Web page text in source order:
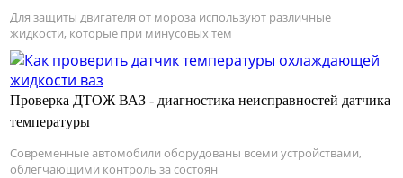
Для защиты двигателя от мороза используют различные
жидкости, которые при минусовых тем
Проверка ДТОЖ ВАЗ - диагностика неисправностей датчика
температуры
Современные автомобили оборудованы всеми устройствами,
облегчающими контроль за состоян